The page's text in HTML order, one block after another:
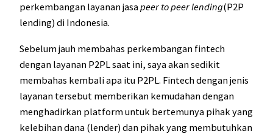
perkembangan layanan jasapeer to peer lending(P2P
lending) di Indonesia.
Sebelum jauh membahas perkembangan fintech
dengan layanan P2PL saat ini, saya akan sedikit
membahas kembali apa itu P2PL. Fintech dengan jenis
layanan tersebut memberikan kemudahan dengan
menghadirkan platform untuk bertemunya pihak yang
kelebihan dana (lender) dan pihak yang membutuhkan